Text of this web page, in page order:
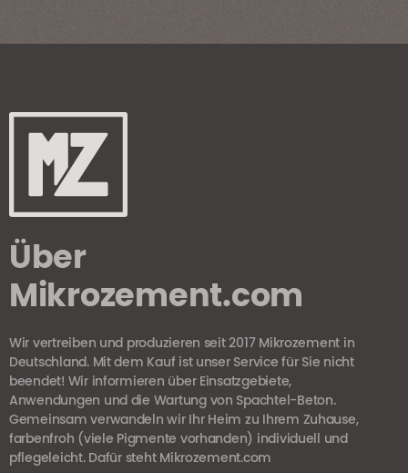
Über
Mikrozement.com
Wir vertreiben und produzieren seit 2017 Mikrozement in
Deutschland. Mit dem Kauf ist unser Service für Sie nicht
beendet! Wir informieren über Einsatzgebiete,
Anwendungen und die Wartung von Spachtel-Beton.
Gemeinsam verwandeln wir Ihr Heim zu Ihrem Zuhause,
farbenfroh (viele Pigmente vorhanden) individuell und
pflegeleicht. Dafür steht Mikrozement.com